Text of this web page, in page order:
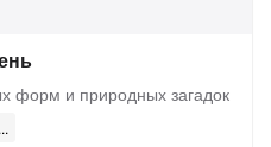
форм и природных загадок